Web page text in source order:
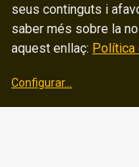
seus continguts i
saber més sobre la
aquest enllaç: Política
Configurar...